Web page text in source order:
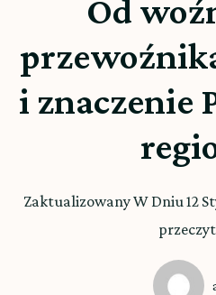
Od
i znaczenie
Zaktualizowany W Dniu12